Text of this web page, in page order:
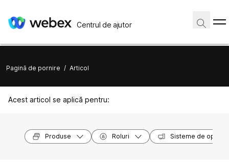
Centrul de ajutor
Pagină de pornire / Articol
Acest articol se aplică pentru:
Produse Roluri Sisteme de